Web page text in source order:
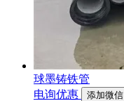
球墨铸铁管
电询优惠
添加微信